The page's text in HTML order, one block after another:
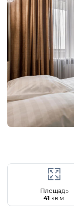
Площадь
41 кв.м.